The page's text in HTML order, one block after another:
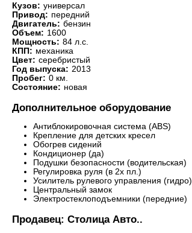
Кузов: универсал
Привод: передний
Двигатель: бензин
Объем: 1600
Мощность: 84 л.с.
КПП: механика
Цвет: серебристый
Год выпуска: 2013
Пробег: 0 км.
Состояние: новая
Дополнительное оборудование
Антиблокировочная система (ABS)
Крепление для детских кресел
Обогрев сидений
Кондиционер (да)
Подушки безопасности (водительская)
Регулировка руля (в 2х пл.)
Усилитель рулевого управления (гидро)
Центральный замок
Электростеклоподъемники (передние)
Продавец: Столица Авто..